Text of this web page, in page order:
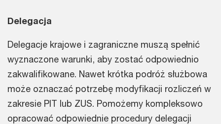
Delegacja
Delegacje krajowe i zagraniczne muszą spełnić
wyznaczone warunki, aby zostać odpowiednio
zakwalifikowane. Nawet krótka podróż służbowa
może oznaczać potrzebę modyfikacji rozliczeń w
zakresie PIT lub ZUS. Pomożemy kompleksowo
opracować odpowiednie procedury delegacji